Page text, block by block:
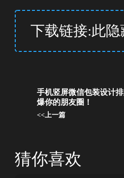
下载链接:此
手机竖屏微信包装设计
爆你的朋友圈！
<<上一篇
猜你喜欢